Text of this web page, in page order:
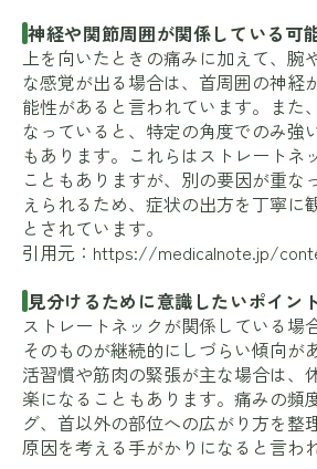
神経や関節周囲が関係している可
上を向いたときの痛みに加えて、腕
な感覚が出る場合は、首周囲の神経
能性があると言われています。また
なっていると、特定の角度でのみ強
もあります。これらはストレートネ
こともありますが、別の要因が重な
えられるため、症状の出方を丁寧に
とされています。
引用元： https://medicalnote.jp/
見分けるために意識したいポイン
ストレートネックが関係している場
そのものが継続的にしづらい傾向が
活習慣や筋肉の緊張が主な場合は、
楽になることもあります。痛みの頻
グ、首以外の部位への広がり方を整
原因を考える手がかりになると言わ